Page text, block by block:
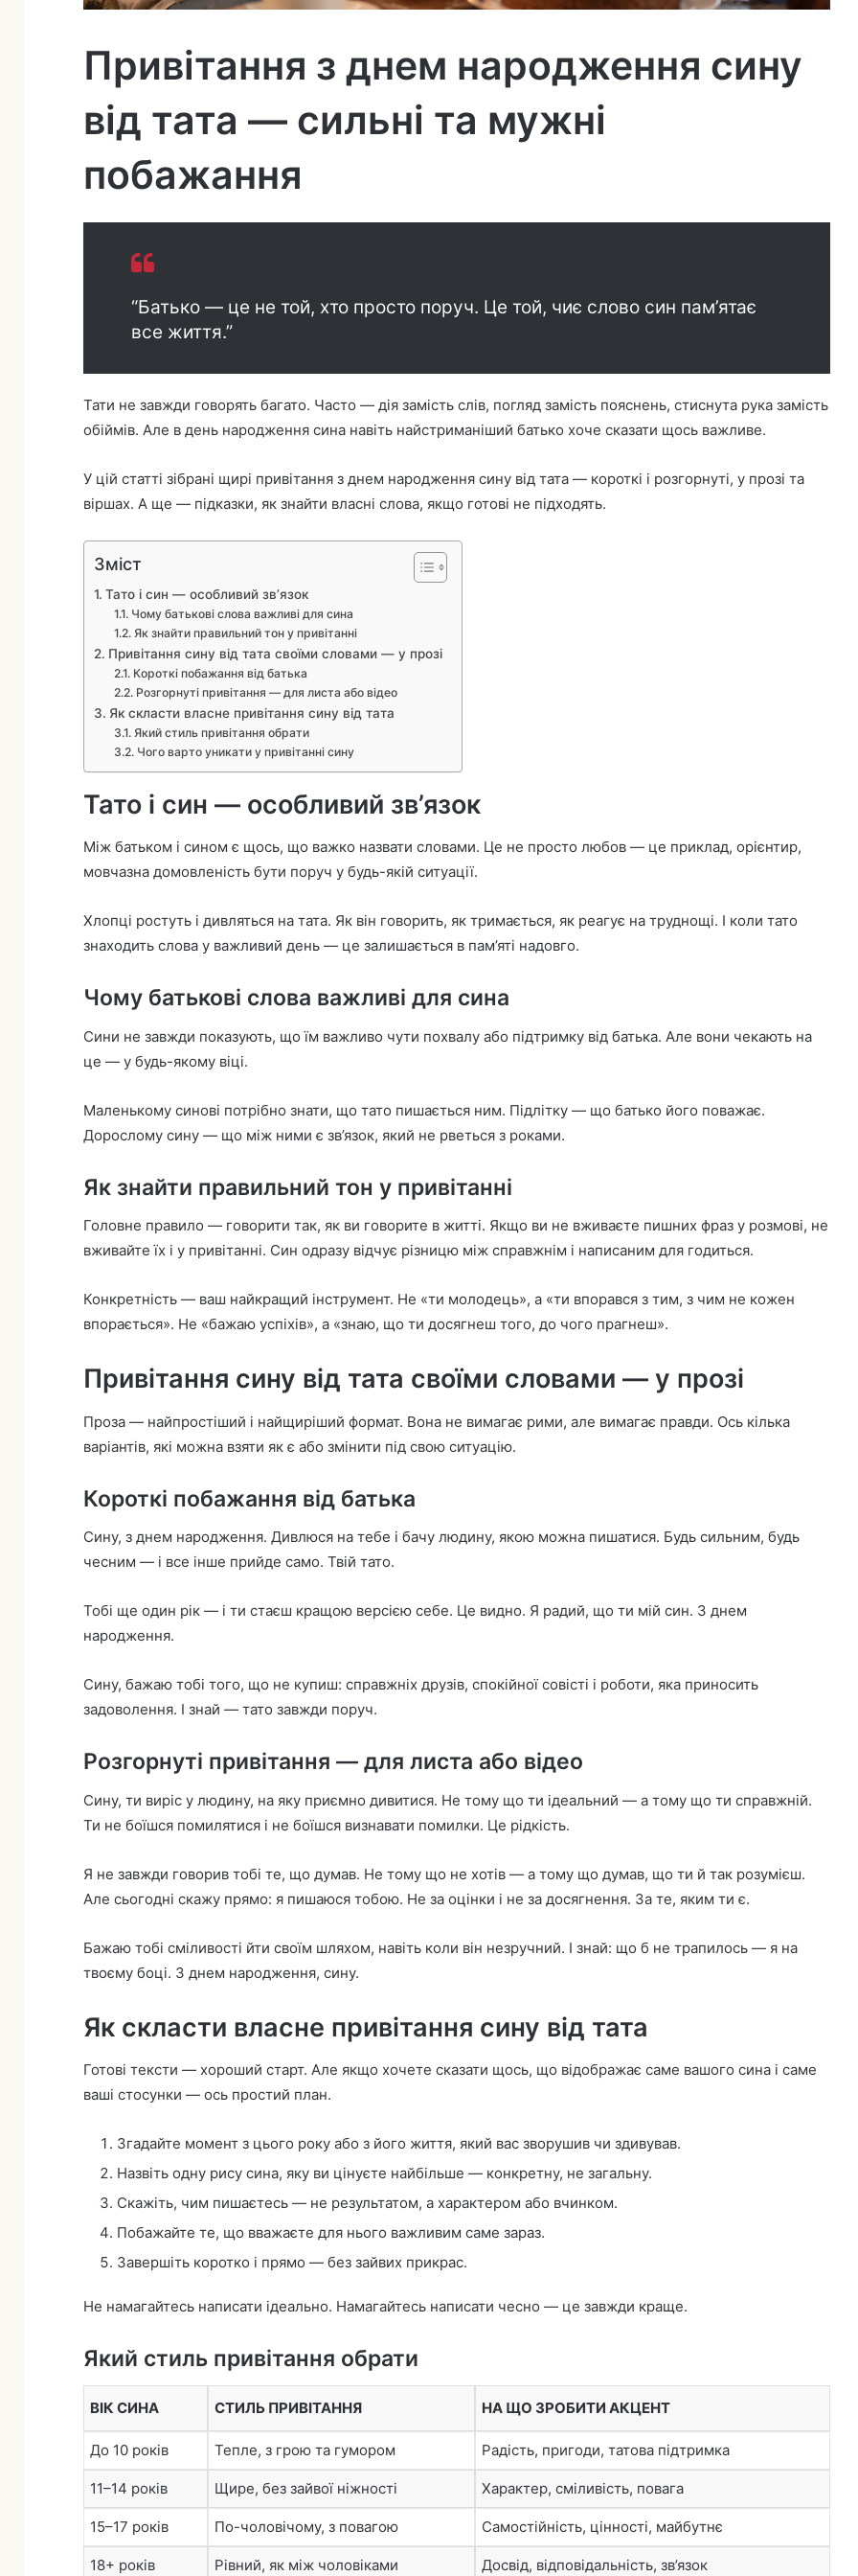
Привітання з днем народження сину
від тата — сильні та мужні
побажання
“Батько — це не той, хто просто поруч. Це той, чиє слово син пам’ятає
все життя.”
Тати не завжди говорять багато. Часто — дія замість слів, погляд замість пояснень, стиснута рука замість
обіймів. Але в день народження сина навіть найстриманіший батько хоче сказати щось важливе.
У цій статті зібрані щирі привітання з днем народження сину від тата — короткі і розгорнуті, у прозі та
віршах. А ще — підказки, як знайти власні слова, якщо готові не підходять.
Зміст
Тато і син — особливий зв’язок
Чому батькові слова важливі для сина
Як знайти правильний тон у привітанні
Привітання сину від тата своїми словами — у прозі
Короткі побажання від батька
Розгорнуті привітання — для листа або відео
Як скласти власне привітання сину від тата
Який стиль привітання обрати
Чого варто уникати у привітанні сину
Тато і син — особливий зв’язок
Між батьком і сином є щось, що важко назвати словами. Це не просто любов — це приклад, орієнтир,
мовчазна домовленість бути поруч у будь-якій ситуації.
Хлопці ростуть і дивляться на тата. Як він говорить, як тримається, як реагує на труднощі. І коли тато
знаходить слова у важливий день — це залишається в пам’яті надовго.
Чому батькові слова важливі для сина
Сини не завжди показують, що їм важливо чути похвалу або підтримку від батька. Але вони чекають на
це — у будь-якому віці.
Маленькому синові потрібно знати, що тато пишається ним. Підлітку — що батько його поважає.
Дорослому сину — що між ними є зв’язок, який не рветься з роками.
Як знайти правильний тон у привітанні
Головне правило — говорити так, як ви говорите в житті. Якщо ви не вживаєте пишних фраз у розмові, не
вживайте їх і у привітанні. Син одразу відчує різницю між справжнім і написаним для годиться.
Конкретність — ваш найкращий інструмент. Не «ти молодець», а «ти впорався з тим, з чим не кожен
впорається». Не «бажаю успіхів», а «знаю, що ти досягнеш того, до чого прагнеш».
Привітання сину від тата своїми словами — у прозі
Проза — найпростіший і найщиріший формат. Вона не вимагає рими, але вимагає правди. Ось кілька
варіантів, які можна взяти як є або змінити під свою ситуацію.
Короткі побажання від батька
Сину, з днем народження. Дивлюся на тебе і бачу людину, якою можна пишатися. Будь сильним, будь
чесним — і все інше прийде само. Твій тато.
Тобі ще один рік — і ти стаєш кращою версією себе. Це видно. Я радий, що ти мій син. З днем
народження.
Сину, бажаю тобі того, що не купиш: справжніх друзів, спокійної совісті і роботи, яка приносить
задоволення. І знай — тато завжди поруч.
Розгорнуті привітання — для листа або відео
Сину, ти виріс у людину, на яку приємно дивитися. Не тому що ти ідеальний — а тому що ти справжній.
Ти не боїшся помилятися і не боїшся визнавати помилки. Це рідкість.
Я не завжди говорив тобі те, що думав. Не тому що не хотів — а тому що думав, що ти й так розумієш.
Але сьогодні скажу прямо: я пишаюся тобою. Не за оцінки і не за досягнення. За те, яким ти є.
Бажаю тобі сміливості йти своїм шляхом, навіть коли він незручний. І знай: що б не трапилось — я на
твоєму боці. З днем народження, сину.
Як скласти власне привітання сину від тата
Готові тексти — хороший старт. Але якщо хочете сказати щось, що відображає саме вашого сина і саме
ваші стосунки — ось простий план.
Згадайте момент з цього року або з його життя, який вас зворушив чи здивував.
Назвіть одну рису сина, яку ви цінуєте найбільше — конкретну, не загальну.
Скажіть, чим пишаєтесь — не результатом, а характером або вчинком.
Побажайте те, що вважаєте для нього важливим саме зараз.
Завершіть коротко і прямо — без зайвих прикрас.
Не намагайтесь написати ідеально. Намагайтесь написати чесно — це завжди краще.
Який стиль привітання обрати
ВІК СИНА СТИЛЬ ПРИВІТАННЯ НА ЩО ЗРОБИТИ АКЦЕНТ
До 10 років Тепле, з грою та гумором Радість, пригоди, татова підтримка
11–14 років Щире, без зайвої ніжності Характер, сміливість, повага
15–17 років По-чоловічому, з повагою Самостійність, цінності, майбутнє
18+ років Рівний, як між чоловіками Досвід, відповідальність, зв’язок